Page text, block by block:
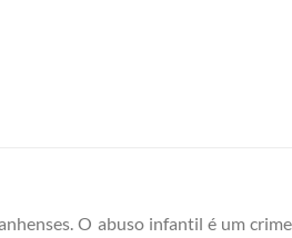
O abuso infantil é um